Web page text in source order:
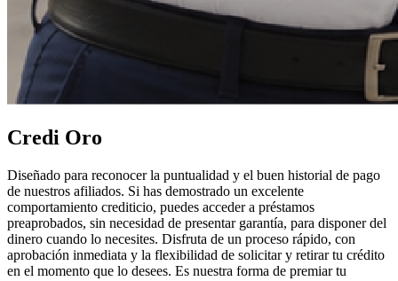
Credi Oro
Diseñado para reconocer la puntualidad y el buen historial de pago
de nuestros afiliados. Si has demostrado un excelente
comportamiento crediticio, puedes acceder a préstamos
preaprobados, sin necesidad de presentar garantía, para disponer del
dinero cuando lo necesites. Disfruta de un proceso rápido, con
aprobación inmediata y la flexibilidad de solicitar y retirar tu crédito
en el momento que lo desees. Es nuestra forma de premiar tu